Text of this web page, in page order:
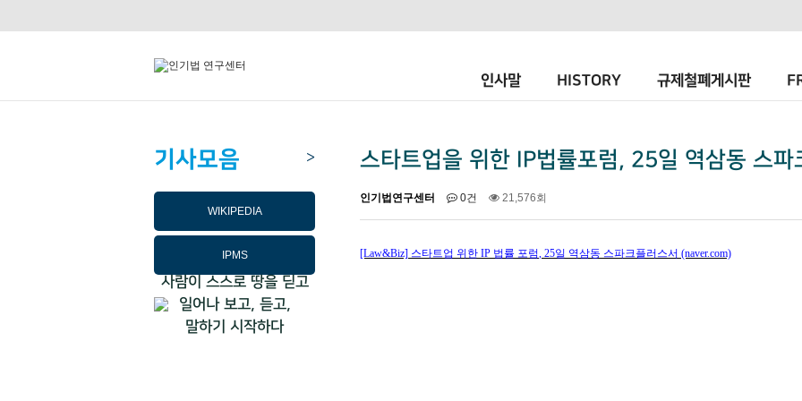
인사말 HISTORY 규제철폐게시판
스타트업을 위한 IP법률포럼, 25일 역삼동 스파
인기법연구센터 0건 21,576회
[Law&Biz] 스타트업 위한 IP 법률 포럼, 25일 역삼동 스파크플러스서 (naver.com)
기사모음 >
WIKIPEDIA
IPMS
사람이 스스로 땅을 딛고
일어나 보고, 듣고,
말하기 시작하다